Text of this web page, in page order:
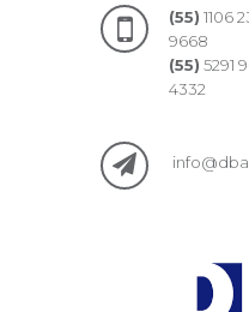
(55) 1106
9668
(55) 5291
4332